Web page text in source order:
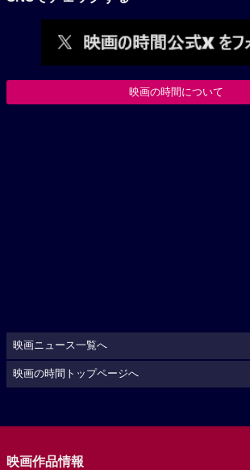
映画の時間について
映画ニュース一覧へ
映画の時間トップページへ
映画作品情報